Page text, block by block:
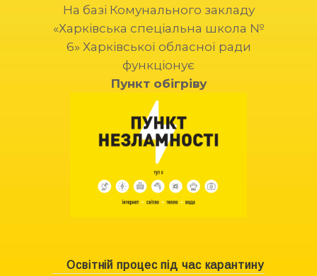
На базі Комунального закладу
«Харківська спеціальна школа №
6» Харківської обласної ради
функціонує
Пункт обігріву
Освітній процес під час карантину